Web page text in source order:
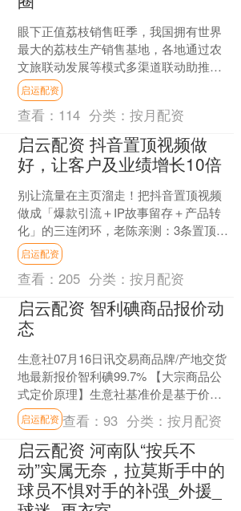
眼下正值荔枝销售旺季，我国拥有世界
最大的荔枝生产销售基地，各地通过农
文旅联动发展等模式多渠道联动助推荔
枝销售，让小小荔枝火热出圈。 总台央
视记者 叶蕾：在茂名高....
启运配资
查看： 114 分类：按月配资
启云配资 抖音置顶视频做
好，让客户及业绩增长10倍
别让流量在主页溜走！把抖音置顶视频
做成「爆款引流＋IP故事留存＋产品转
化」的三连闭环，老陈亲测：3条置顶即
可让客咨翻10倍。从挑爆款指标、讲三
轮起伏故事到植入秒....
启运配资
查看：205 分类：按月配资
启云配资 智利碘商品报价动
态
生意社07月16日讯交易商品牌/产地交货
地最新报价智利碘99.7% 【大宗商品公
式定价原理】生意社基准价是基于价格
大数据与生意社价格模型产生的交易指
导价，又称生....
启运配资 查看：93 分类：按月配资
启云配资 河南队“按兵不
动”实属无奈，拉莫斯手中的
球员不惧对手的补强_外援_